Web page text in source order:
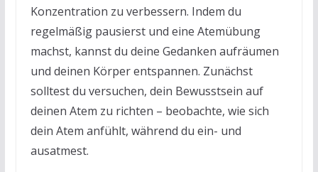
Konzentration zu verbessern. Indem du
regelmäßig pausierst und eine Atemübung
machst, kannst du deine Gedanken aufräumen
und deinen Körper entspannen. Zunächst
solltest du versuchen, dein Bewusstsein auf
deinen Atem zu richten – beobachte, wie sich
dein Atem anfühlt, während du ein- und
ausatmest.